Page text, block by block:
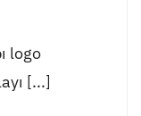
logo
[...]